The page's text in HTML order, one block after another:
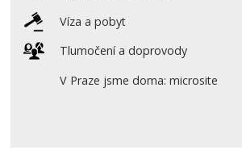
Víza a pobyt
Tlumočení a doprovody
V Praze jsme doma: microsite